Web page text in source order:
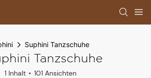
Suphini Tanzschuhe
Tanzschuhe
1 Inhalt 101 Ansichten